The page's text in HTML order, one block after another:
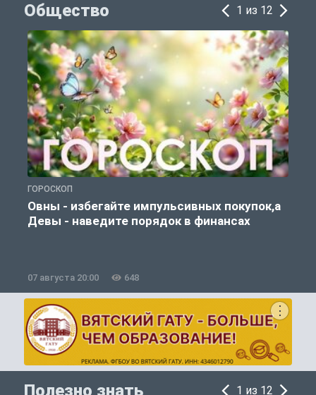
Общество 1 из 12
ГОРОСКОП
Овны - избегайте импульсивных покупок,а
Девы - наведите порядок в финансах
07 августа 20:00 648
Полезно знать 1 из 12